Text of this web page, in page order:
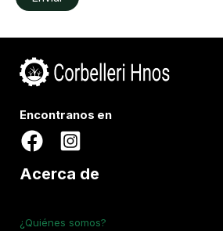
Encontranos en
Acerca de
¿Quiénes somos?